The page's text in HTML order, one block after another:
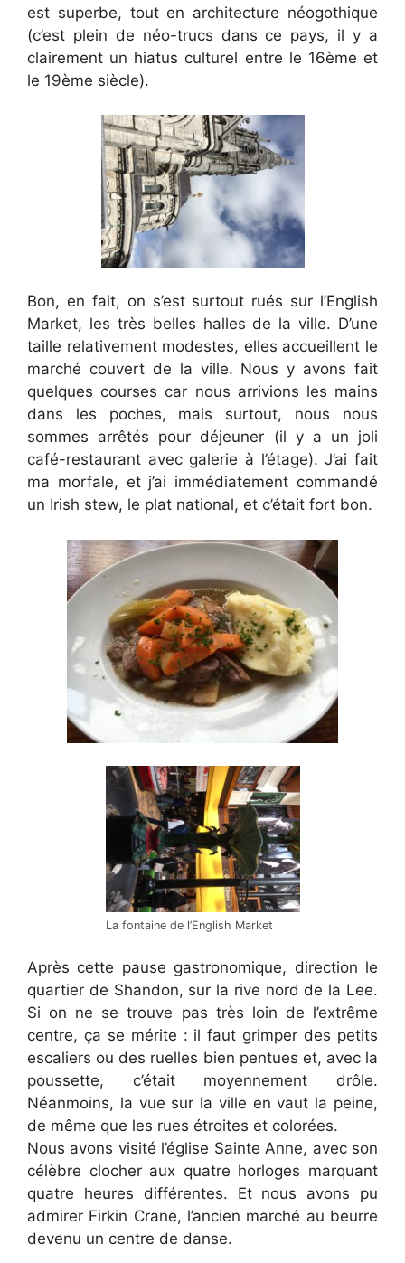
est superbe, tout en architecture néogothique
(c’est plein de néo-trucs dans ce pays, il y a
clairement un hiatus culturel entre le 16ème et
le 19ème siècle).
Bon, en fait, on s’est surtout rués sur l’English
Market, les très belles halles de la ville. D’une
taille relativement modestes, elles accueillent le
marché couvert de la ville. Nous y avons fait
quelques courses car nous arrivions les mains
dans les poches, mais surtout, nous nous
sommes arrêtés pour déjeuner (il y a un joli
café-restaurant avec galerie à l’étage). J’ai fait
ma morfale, et j’ai immédiatement commandé
un Irish stew, le plat national, et c’était fort bon.
La fontaine de l’English Market
Après cette pause gastronomique, direction le
quartier de Shandon, sur la rive nord de la Lee.
Si on ne se trouve pas très loin de l’extrême
centre, ça se mérite : il faut grimper des petits
escaliers ou des ruelles bien pentues et, avec la
poussette, c’était moyennement drôle.
Néanmoins, la vue sur la ville en vaut la peine,
de même que les rues étroites et colorées.
Nous avons visité l’église Sainte Anne, avec son
célèbre clocher aux quatre horloges marquant
quatre heures différentes. Et nous avons pu
admirer Firkin Crane, l’ancien marché au beurre
devenu un centre de danse.